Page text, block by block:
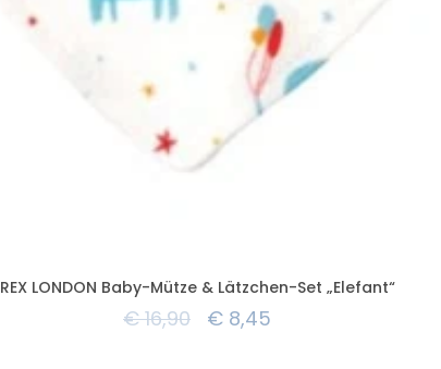
REX LONDON Baby-Mütze & Lätzchen-Set „Elefant“
€16,90 € 8,45